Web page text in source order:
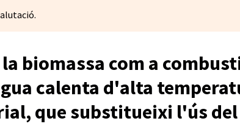
biomassa com a
calenta d'alta
que substitueixi l'ús del